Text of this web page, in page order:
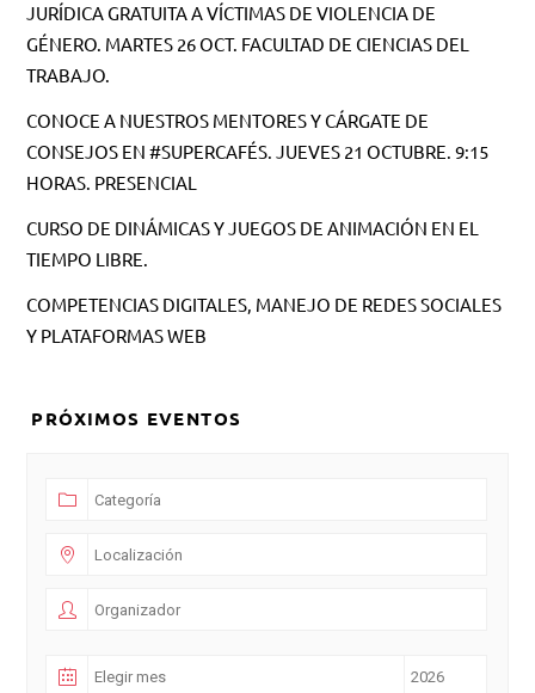
JURÍDICA GRATUITA A VÍCTIMAS DE VIOLENCIA DE
GÉNERO. MARTES 26 OCT. FACULTAD DE CIENCIAS DEL
TRABAJO.
CONOCE A NUESTROS MENTORES Y CÁRGATE DE
CONSEJOS EN #SUPERCAFÉS. JUEVES 21 OCTUBRE. 9:15
HORAS. PRESENCIAL
CURSO DE DINÁMICAS Y JUEGOS DE ANIMACIÓN EN EL
TIEMPO LIBRE.
COMPETENCIAS DIGITALES, MANEJO DE REDES SOCIALES
Y PLATAFORMAS WEB
PRÓXIMOS EVENTOS